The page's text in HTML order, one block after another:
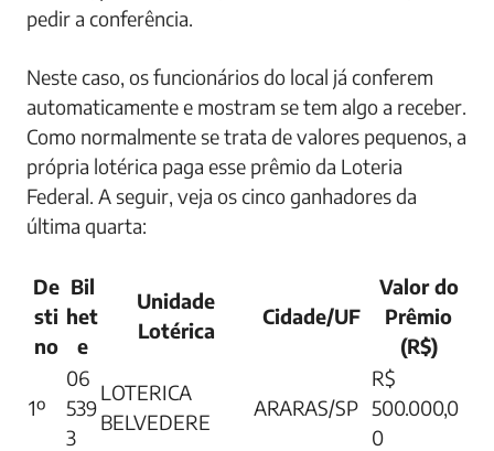
pedir a conferência.
Neste caso, os funcionários do local já conferem
automaticamente e mostram se tem algo a receber.
Como normalmente se trata de valores pequenos, a
própria lotérica paga esse prêmio da Loteria
Federal. A seguir, veja os cinco ganhadores da
última quarta:
De
sti
no
Bil
het
e
Unidade
Lotérica
Cidade/UF
Valor do
Prêmio
(R$)
1º
06
539
3
LOTERICA
BELVEDERE
ARARAS/SP
R$
500.000,0
0